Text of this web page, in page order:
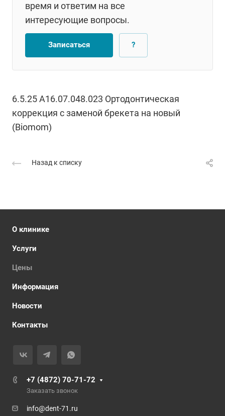
время и ответим на все
интересующие вопросы.
Записаться ?
6.5.25 А16.07.048.023 Ортодонтическая
коррекция с заменой брекета на новый
(Biomom)
Назад к списку
О клинике
Услуги
Цены
Информация
Новости
Контакты
+7 (4872) 70-71-72
Заказать звонок
info@dent-71.ru